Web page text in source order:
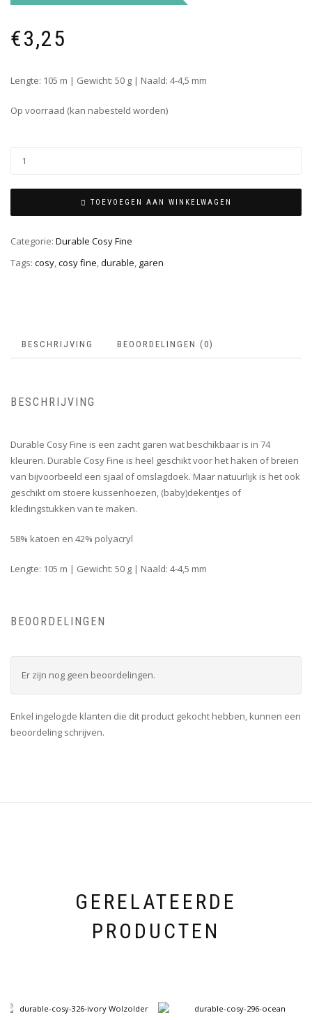
€3,25
Lengte: 105 m | Gewicht: 50 g | Naald: 4-4,5 mm
Op voorraad (kan nabesteld worden)
TOEVOEGEN AAN WINKELWAGEN
Categorie: Durable Cosy Fine
Tags: cosy,cosy fine,durable, garen
BESCHRIJVING BEOORDELINGEN (0)
BESCHRIJVING
Durable Cosy Fine is een zacht garen wat beschikbaar is in 74
kleuren. Durable Cosy Fine is heel geschikt voor het haken of breien
van bijvoorbeeld een sjaal of omslagdoek. Maar natuurlijk is het ook
geschikt om stoere kussenhoezen, (baby)dekentjes of
kledingstukken van te maken.
58% katoen en 42% polyacryl
Lengte: 105 m | Gewicht: 50 g | Naald: 4-4,5 mm
BEOORDELINGEN
Er zijn nog geen beoordelingen.
Enkel ingelogde klanten die dit product gekocht hebben, kunnen een
beoordeling schrijven.
GERELATEERDE
PRODUCTEN